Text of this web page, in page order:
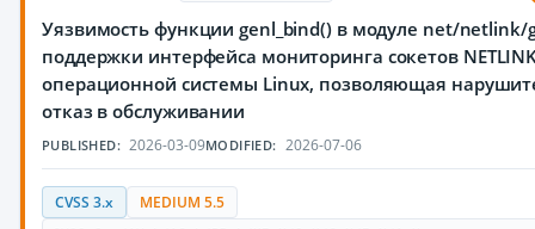
Уязвимость функции genl_bind() в модуле net/netlink/
поддержки интерфейса мониторинга сокетов
операционной системы Linux, позволяющая
отказ в обслуживании
PUBLISHED: 2026-03-09MODIFIED: 2026-07-06
CVSS 3.x MEDIUM 5.5